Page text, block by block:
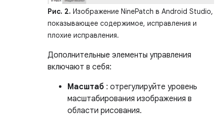
Рис. 2. Изображение NinePatch в Android Studio,
показывающее содержимое, исправления и
плохие исправления.
Дополнительные элементы управления
включают в себя:
Масштаб : отрегулируйте уровень
масштабирования изображения в
области рисования.